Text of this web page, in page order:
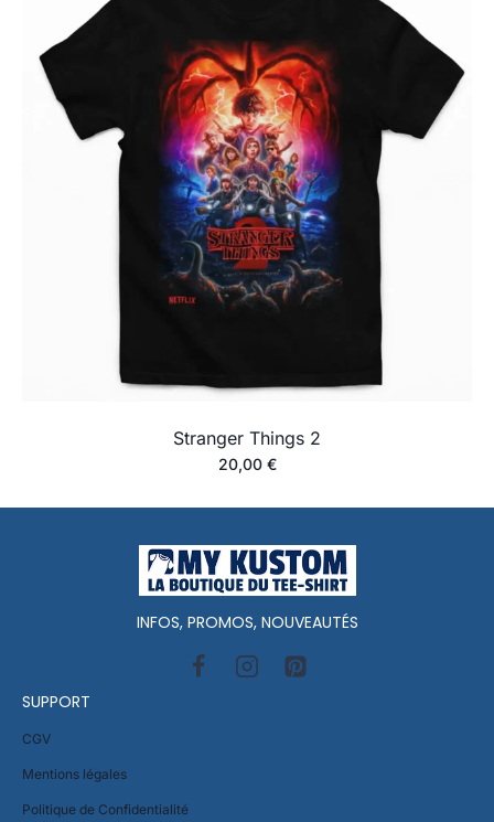
Stranger Things 2
20,00 €
INFOS, PROMOS, NOUVEAUTÉS
SUPPORT
CGV
Mentions légales
Politique de Confidentialité